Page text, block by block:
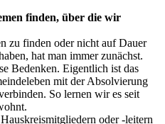
finden, über die wir
zu finden oder nicht auf Dauer
hat man immer zunächst.
Bedenken. Eigentlich ist das
mit der Absolvierung
So lernen wir es seit
oder -leitern